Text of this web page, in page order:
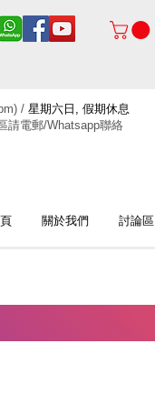
/ 星期六日, 假期休息
請電郵/Whatsapp聯絡
關於我們 討論區